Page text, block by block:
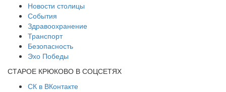
Новости столицы
События
Здравоохранение
Транспорт
Безопасность
Эхо Победы
СТАРОЕ КРЮКОВО В СОЦСЕТЯХ
СК в ВКонтакте